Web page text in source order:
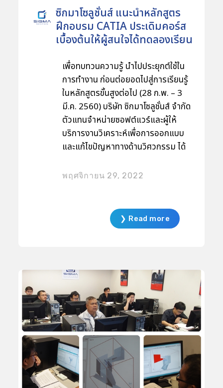
ซิกมาโซลูชั่นส์ แนะนำหลักสูตร
ฝึกอบรม CATIA ประเดิมคอร์ส
เบื้องต้นให้ผู้สนใจได้ทดลองเรียน
เพื่อทบทวนความรู้ นำไปประยุกต์ใช้ใน
การทำงาน ก่อนต่อยอดไปสู่การเรียนรู้
ในหลักสูตรขั้นสูงต่อไป (28 ก.พ. – 3
มี.ค. 2560) บริษัท ซิกมาโซลูชั่นส์ จำกัด
ตัวแทนจำหน่ายซอฟต์แวร์และผู้ให้
บริการงานวิเคราะห์เพื่อการออกแบบ
และแก้ไขปัญหาทางด้านวิศวกรรม ได้
Systèmes ให้เป็นศูนย์ฝึกอบรมเพื่อ
Computer-Adied Design หรือ
CAD สำหรับการออกแบบชิ้นงานด้าน
พิเศษ CATIA V5 Part Design เพื่อให้
ผู้สนใจได้ทดลองเรียนฟรี โดยในเนื้อหา
จะเป็นหลักสูตรเบื้องต้นสำหรับผู้ที่
ต้องการเรียนรู้การใช้งานซอฟต์แวร์
CATIA V5 แบบเร่งรัดวันเดียวจบ เพื่อ
ทบทวนความรู้ นำไปประยุกต์ใช้ในการ
ทำงาน ก่อนต่อยอดไปสู่การเรียนรู้ใน
หลักสูตรขั้นสูงต่อไป ซึ่งงานนี้ได้รับ
ความสนใจจากทั้งวิศวกร อาจารย์ และ
พฤศจิกายน 29, 2022
❯ Read more